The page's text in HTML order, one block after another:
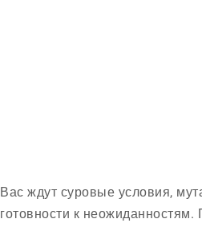
Вас ждут суровые условия,
готовности к